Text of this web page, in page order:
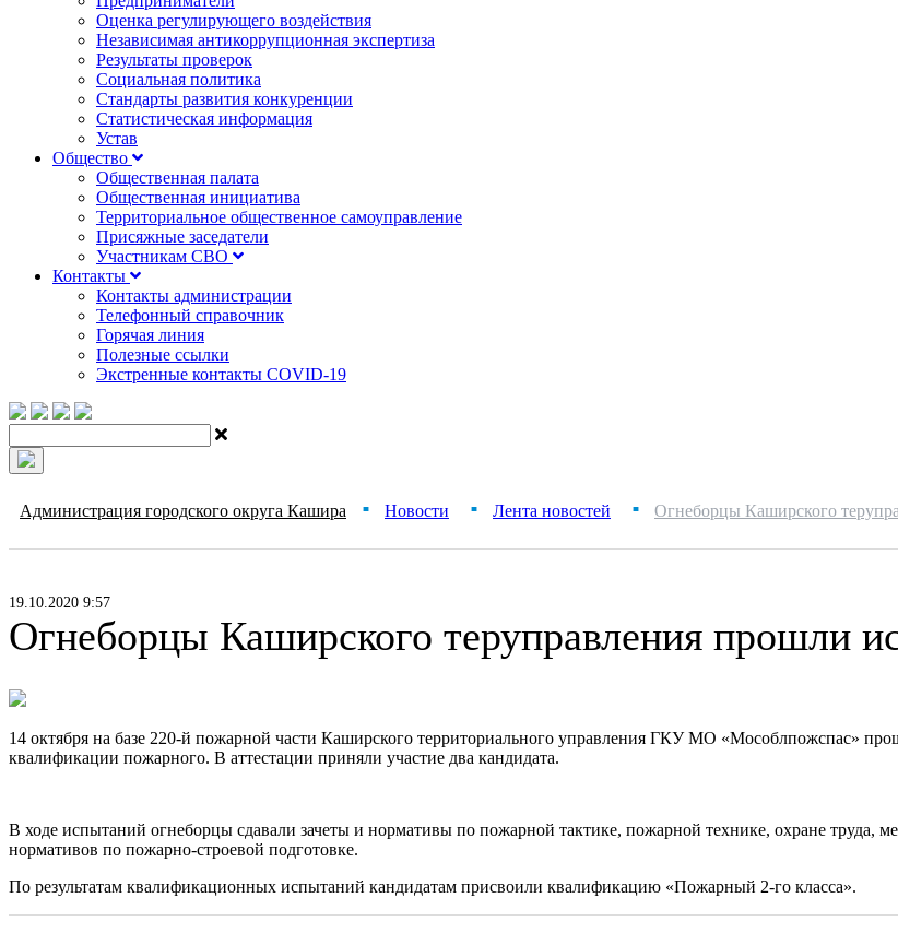
Оценка регулирующего воздействия
Независимая антикоррупционная экспертиза
Результаты проверок
Социальная политика
Стандарты развития конкуренции
Статистическая информация
Устав
Общество
Общественная палата
Общественная инициатива
Территориальное общественное самоуправление
Присяжные заседатели
Участникам СВО
Контакты
Контакты администрации
Телефонный справочник
Горячая линия
Полезные ссылки
Экстренные контакты COVID-19
Администрация городского округа Кашира ■ Новости ■ Лента новостей ■ Огнеборцы Каширского
19.10.2020 9:57
Огнеборцы Каширского теруправления ​прошли
14 октября на базе 220-й пожарной части Каширского территориального управления ГКУ МО «Мособлпожспас»
квалификации пожарного. ​В аттестации приняли участие два кандидата.
В ходе испытаний огнеборцы сдавали зачеты и нормативы по пожарной тактике, пожарной технике, охране труда,
нормативов по пожарно-строевой подготовке.
По результатам квалификационных испытаний кандидатам присвоили квалификацию «Пожарный 2-го класса».